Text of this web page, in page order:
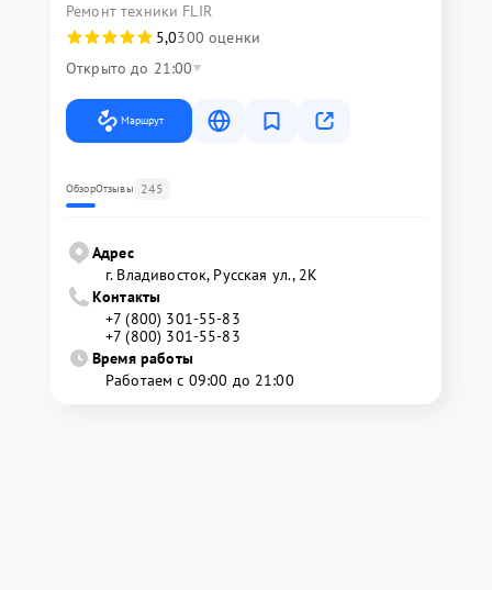
Ремонт техники FLIR
5,0300 оценки
Открыто до 21:00
Маршрут
ОбзорОтзывы 245
Адрес
г. Владивосток, Русская ул., 2К
Контакты
+7 (800) 301-55-83
+7 (800) 301-55-83
Время работы
Работаем с 09:00 до 21:00